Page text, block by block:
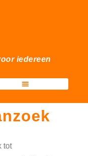
iedereen
tot